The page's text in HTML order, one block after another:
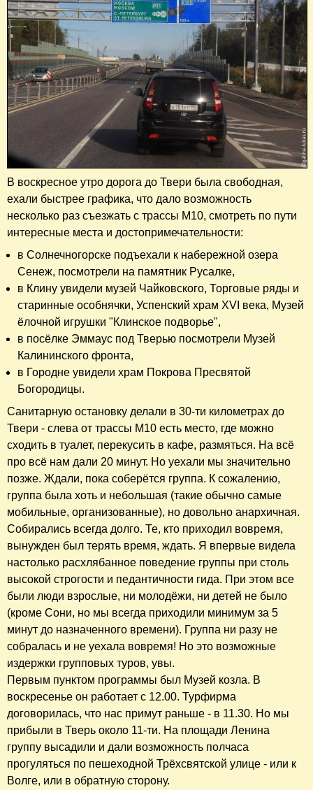
В воскресное утро дорога до Твери была свободная,
ехали быстрее графика, что дало возможность
несколько раз съезжать с трассы М10, смотреть по пути
интересные места и достопримечательности:
в Солнечногорске подъехали к набережной озера
Сенеж, посмотрели на памятник Русалке,
в Клину увидели музей Чайковского, Торговые ряды и
старинные особнячки, Успенский храм XVI века, Музей
ёлочной игрушки "Клинское подворье",
в посёлке Эммаус под Тверью посмотрели Музей
Калининского фронта,
в Городне увидели храм Покрова Пресвятой
Богородицы.
Санитарную остановку делали в 30-ти километрах до
Твери - слева от трассы М10 есть место, где можно
сходить в туалет, перекусить в кафе, размяться. На всё
про всё нам дали 20 минут. Но уехали мы значительно
позже. Ждали, пока соберётся группа. К сожалению,
группа была хоть и небольшая (такие обычно самые
мобильные, организованные), но довольно анархичная.
Собирались всегда долго. Те, кто приходил вовремя,
вынужден был терять время, ждать. Я впервые видела
настолько расхлябанное поведение группы при столь
высокой строгости и педантичности гида. При этом все
были люди взрослые, ни молодёжи, ни детей не было
(кроме Сони, но мы всегда приходили минимум за 5
минут до назначенного времени). Группа ни разу не
собралась и не уехала вовремя! Но это возможные
издержки групповых туров, увы.
Первым пунктом программы был Музей козла. В
воскресенье он работает с 12.00. Турфирма
договорилась, что нас примут раньше - в 11.30. Но мы
прибыли в Тверь около 11-ти. На площади Ленина
группу высадили и дали возможность полчаса
прогуляться по пешеходной Трёхсвятской улице - или к
Волге, или в обратную сторону.